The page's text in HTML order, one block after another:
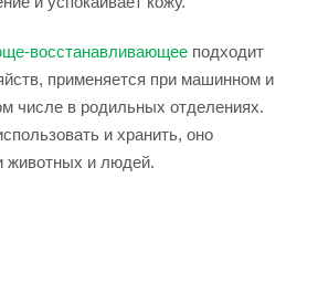
восстанавливающее подходит
применяется при машинном и
числе в родильных отделениях.
и хранить, оно
животных и людей.